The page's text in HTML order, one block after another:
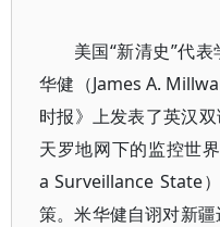
美国“新清史”代
华健（James A.
时报》上发表了英汉
天罗地网下的监控世
a Surveillance State
策。米华健自诩对新